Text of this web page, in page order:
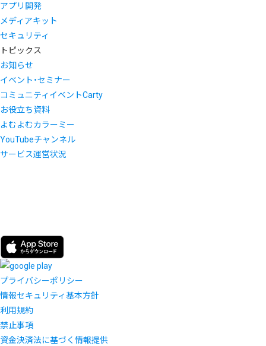
アプリ開発
メディアキット
セキュリティ
トピックス
お知らせ
イベント・セミナー
コミュニティイベントCarty
お役立ち資料
よむよむカラーミー
YouTubeチャンネル
サービス運営状況
プライバシーポリシー
情報セキュリティ基本方針
利用規約
禁止事項
資金決済法に基づく情報提供